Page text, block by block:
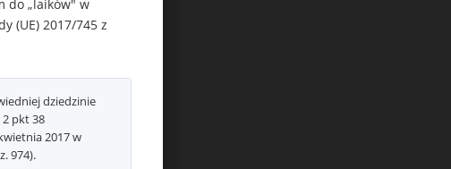
do „laików" w
(UE) 2017/745 z
dziedzinie
pkt 38
2017 w
974).